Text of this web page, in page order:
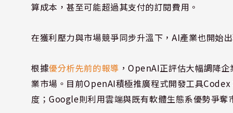
算成本，甚至可能超過其支付的訂閱費用。
在獲利壓力與市場競爭同步升溫下，AI產業也開始
根據優分析先前的報導 ，OpenAI正評估大幅調降
業市場。目前OpenAI積極推廣程式開發工具
度；Google則利用雲端與既有軟體生態系優勢爭奪